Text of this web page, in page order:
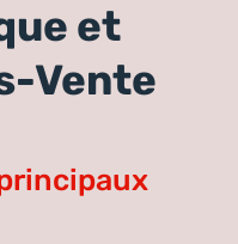
et
Vente